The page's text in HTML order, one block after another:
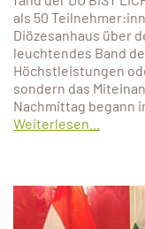
als 50
Diözesanhaus über
leuchtendes Band
Höchstleistungen
sondern das
Nachmittag begann
Weiterlesen...